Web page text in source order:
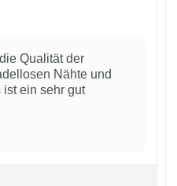
Qualität der
Nähte und
ein sehr gut